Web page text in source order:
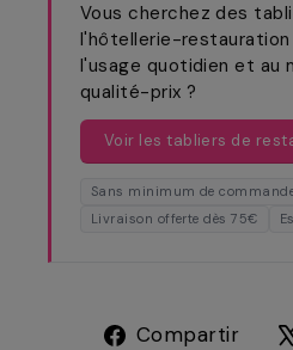
Vous cherchez des
l'hôtellerie-
l'usage quotidien et au
qualité-prix ?
Voir les tabliers de
Sans minimum de
Livraison offerte dès 75€
Compartir